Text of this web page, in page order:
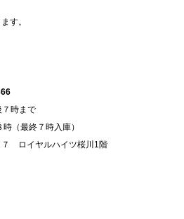
す。
７時まで
（最終７時入庫）
７ ロイヤルハイツ桜川1階